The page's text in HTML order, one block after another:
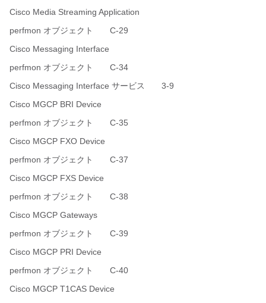
Cisco Media Streaming Application
perfmon オブジェクト C-29
Cisco Messaging Interface
perfmon オブジェクト C-34
Cisco Messaging Interface サービス 3-9
Cisco MGCP BRI Device
perfmon オブジェクト C-35
Cisco MGCP FXO Device
perfmon オブジェクト C-37
Cisco MGCP FXS Device
perfmon オブジェクト C-38
Cisco MGCP Gateways
perfmon オブジェクト C-39
Cisco MGCP PRI Device
perfmon オブジェクト C-40
Cisco MGCP T1CAS Device